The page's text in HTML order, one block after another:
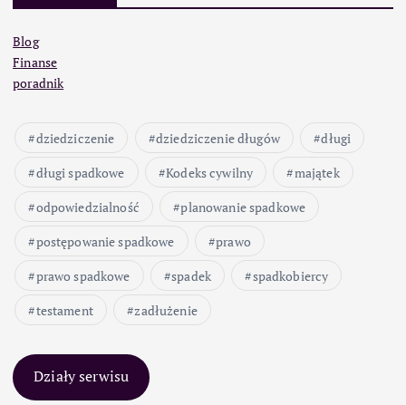
Blog
Finanse
poradnik
dziedziczenie dziedziczenie długów
długi
długi spadkowe
Kodeks cywilny
majątek
odpowiedzialność
planowanie spadkowe
postępowanie spadkowe
prawo
prawo spadkowe
spadek
spadkobiercy
testament
zadłużenie
Działy serwisu